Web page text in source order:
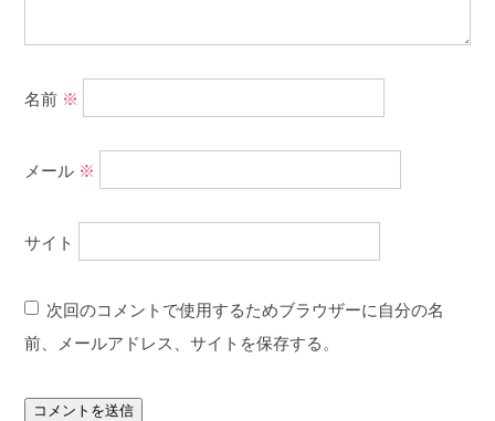
名前 ※
メール ※
サイト
次回のコメントで使用するためブラウザーに自分の名
前、メールアドレス、サイトを保存する。